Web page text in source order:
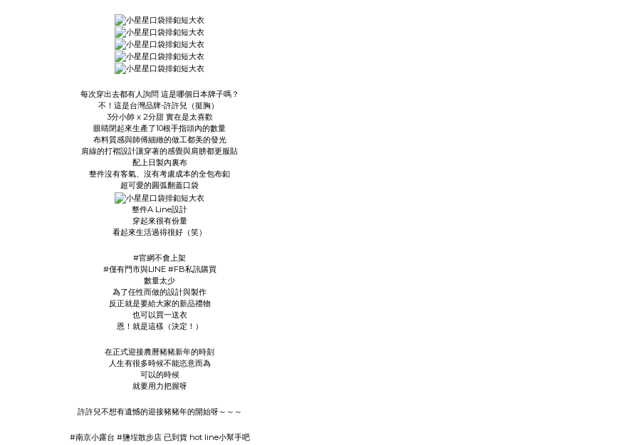
每次穿出去都有人詢問 這是哪個日本牌子嗎？
不！這是台灣品牌-許許兒（挺胸）
3分小帥 x 2分甜 實在是太喜歡
眼睛閉起來生產了10根手指頭內的數量
布料質感與師傅細緻的做工都美的發光
肩線的打褶設計讓穿著的感覺與肩膀都更服貼
配上日製內裏布
整件沒有客氣、沒有考慮成本的全包布釦
超可愛的圓弧翻蓋口袋
整件A Line設計
穿起來很有份量
看起來生活過得很好（笑）
#官網不會上架
#僅有門市與LINE #FB私訊購買
數量太少
為了任性而做的設計與製作
反正就是要給大家的新品禮物
也可以買一送衣
恩！就是這樣（決定！）
在正式迎接農曆豬豬新年的時刻
人生有很多時候不能恣意而為
可以的時候
就要用力把握呀
許許兒不想有遺憾的迎接豬豬年的開始呀～～～
#南京小露台 #鹽埕散步店 已到貨 hot line小幫手吧